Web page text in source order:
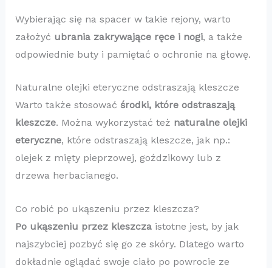
Wybierając się na spacer w takie rejony, warto
założyć ubrania zakrywające ręce i nogi, a także
odpowiednie buty i pamiętać o ochronie na głowę.
Naturalne olejki eteryczne odstraszają kleszcze
Warto także stosować środki, które odstraszają
kleszcze. Można wykorzystać też naturalne olejki
eteryczne, które odstraszają kleszcze, jak np.:
olejek z mięty pieprzowej, goździkowy lub z
drzewa herbacianego.
Co robić po ukąszeniu przez kleszcza?
Po ukąszeniu przez kleszcza istotne jest, by jak
najszybciej pozbyć się go ze skóry. Dlatego warto
dokładnie oglądać swoje ciało po powrocie ze